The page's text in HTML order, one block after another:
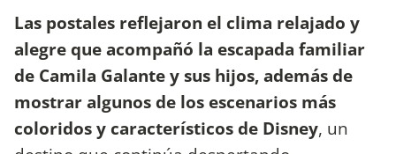
Las postales reflejaron el clima relajado y
alegre que acompañó la escapada familiar
de Camila Galante y sus hijos, además de
mostrar algunos de los escenarios más
coloridos y característicos de Disney, un